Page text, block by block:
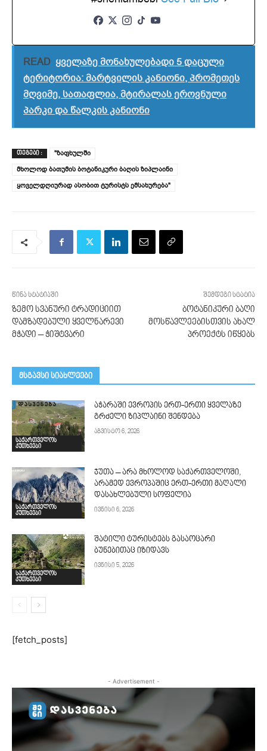
READ ყველაზე მონახულებადი 5 დაცული
ტერიტორია: მარტვილის კანიონი, პრომეთეს
მღვიმე, სათაფლია, მტირალას ეროვნული
პარკი და წალკის კანიონი
ᲗᲔᲒᲔᲑᲘ :
"ზაფხულში
მხოლოდ ბათუმის ბოტანიკური ბაღის ზიპლაინი
ყოველდღიურად ასობით ტურისტს ემსახურება"
წინა სტატიაში
ზემო სვანური ტრადიციით
დამზადებული ყველნარევი
მჭადი – ჭიშტვარი
შემდეგი სტატია
ბოტანიკური ბაღი
მოსწავლეებისთვის ახალ
პროექტს იწყებს
მსგავსი სიახლეები
საქართველოს
კუთხეები
აჭარაში ევროპის ერთ-ერთი ყველაზე
გრძელი ზიპლაინი შენდება
აგვისტო 6, 2026
საქართველოს
კუთხეები
ჯუთა – არა მხოლოდ საქართველოში,
არამედ ევროპაშიც ერთ-ერთი მაღალი
დასახლებული სოფელია
ივნისი 6, 2026
საქართველოს
კუთხეები
შატილი ტურისტებს გასაოცარი
ბუნებითაც იზიდავს
ივნისი 5, 2026
[fetch_posts]
- Advertisement -